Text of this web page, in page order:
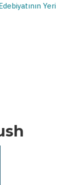
Yeri